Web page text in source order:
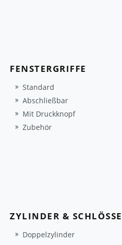
FENSTERGRIFFE
Standard
Abschließbar
Mit Druckknopf
Zubehör
ZYLINDER &
Doppelzylinder